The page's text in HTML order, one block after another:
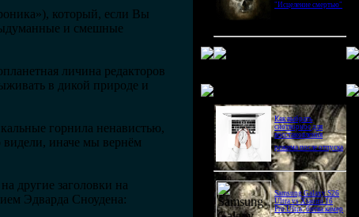
который, если Вы
и смешные
личина редакторов
в дикой природе и
горнила ненавистью,
видели, иначе мы вернём
другие заголовки на
Эдварда Сноудена:
"Исцеление смертью"
Как выбрать
снотворное для
восстановления
режима после отпуска
Samsung Galaxy S26
Ultra vs Xiaomi 16
Pro Ultra: битва камер